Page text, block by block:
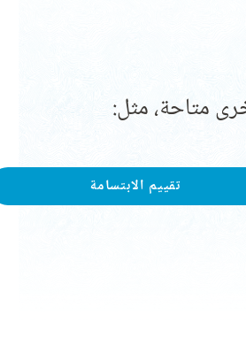
متاحة، مثل:
تقييم الابتسامة